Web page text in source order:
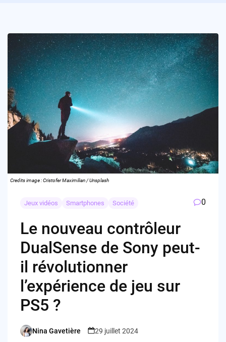
Credits image : Cristofer Maximilian / Unsplash
Jeux vidéos Smartphones Société 0
Le nouveau contrôleur
DualSense de Sony peut-
il révolutionner
l’expérience de jeu sur
PS5 ?
Posted
Nina Gavetière 29 juillet 2024